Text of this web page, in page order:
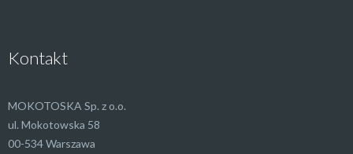
Kontakt
MOKOTOSKA Sp. z o.o.
ul. Mokotowska 58
00-534 Warszawa